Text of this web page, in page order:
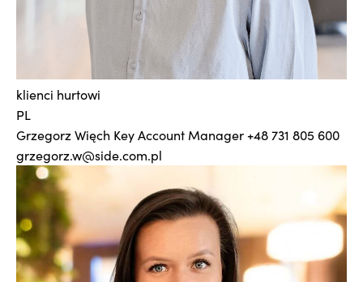
klienci hurtowi
PL
Grzegorz Więch Key Account Manager+48 731 805 600
grzegorz.w@side.com.pl